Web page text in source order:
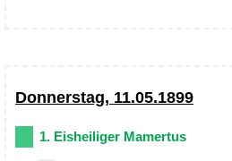
Donnerstag, 11.05.1899
1. Eisheiliger Mamertus